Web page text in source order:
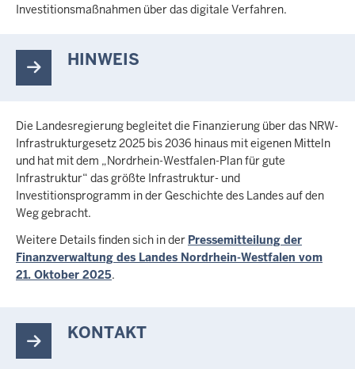
Investitionsmaßnahmen über das digitale Verfahren.
HINWEIS
Die Landesregierung begleitet die Finanzierung über das NRW-
Infrastrukturgesetz 2025 bis 2036 hinaus mit eigenen Mitteln
und hat mit dem „Nordrhein-Westfalen-Plan für gute
Infrastruktur“ das größte Infrastruktur- und
Investitionsprogramm in der Geschichte des Landes auf den
Weg gebracht.
Weitere Details finden sich in der Pressemitteilung der
Finanzverwaltung des Landes Nordrhein-Westfalen vom
21. Oktober 2025.
KONTAKT